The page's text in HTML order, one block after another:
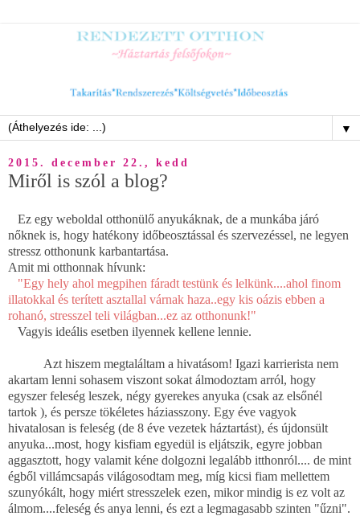
▼
2015. december 22., kedd
Miről is szól a blog?
Ez egy weboldal otthonülő anyukáknak, de a munkába járó
nőknek is, hogy hatékony időbeosztással és szervezéssel, ne legyen
stressz otthonunk karbantartása.
Amit mi otthonnak hívunk:
"Egy hely ahol megpihen fáradt testünk és lelkünk....ahol finom
illatokkal és terített asztallal várnak haza..egy kis oázis ebben a
rohanó, stresszel teli világban...ez az otthonunk!"
Vagyis ideális esetben ilyennek kellene lennie.
Azt hiszem megtaláltam a hivatásom! Igazi karrierista nem
akartam lenni sohasem viszont sokat álmodoztam arról, hogy
egyszer feleség leszek, négy gyerekes anyuka (csak az elsőnél
tartok ), és persze tökéletes háziasszony. Egy éve vagyok
hivatalosan is feleség (de 8 éve vezetek háztartást), és újdonsült
anyuka...most, hogy kisfiam egyedül is eljátszik, egyre jobban
aggasztott, hogy valamit kéne dolgozni legalább itthonról.... de mint
égből villámcsapás világosodtam meg, míg kicsi fiam mellettem
szunyókált, hogy miért stresszelek ezen, mikor mindig is ez volt az
álmom....feleség és anya lenni, és ezt a legmagasabb szinten "űzni".